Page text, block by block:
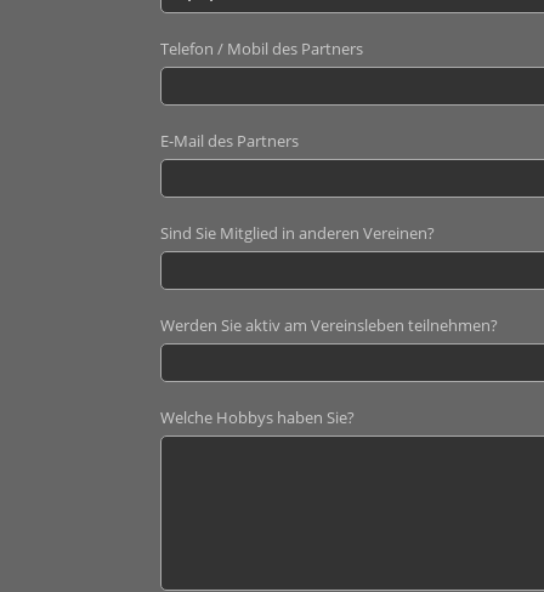
Telefon / Mobil des Partners
E-Mail des Partners
Sind Sie Mitglied in anderen Vereinen?
Werden Sie aktiv am Vereinsleben teilnehmen?
Welche Hobbys haben Sie?